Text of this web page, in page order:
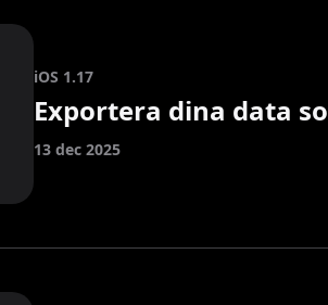
iOS 1.17
Exportera dina data
13 dec 2025